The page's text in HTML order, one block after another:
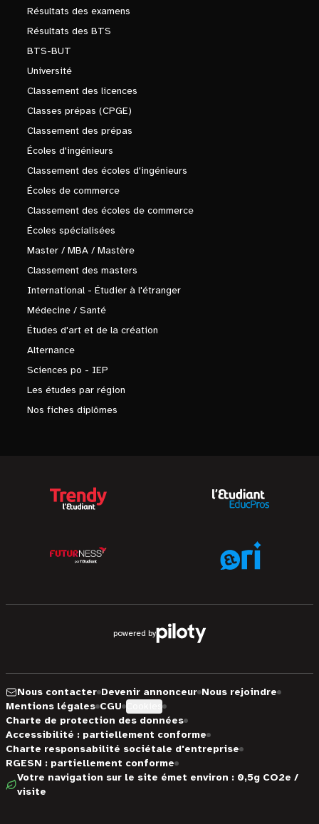
Résultats des examens
Résultats des BTS
BTS-BUT
Université
Classement des licences
Classes prépas (CPGE)
Classement des prépas
Écoles d'ingénieurs
Classement des écoles d'ingénieurs
Écoles de commerce
Classement des écoles de commerce
Écoles spécialisées
Master / MBA / Mastère
Classement des masters
International - Étudier à l'étranger
Médecine / Santé
Études d'art et de la création
Alternance
Sciences po - IEP
Les études par région
Nos fiches diplômes
powered by
Nous contacter Devenir annonceur Nous rejoindre
Mentions légales CGU
Charte de protection des données
Accessibilité : partiellement conforme
Charte responsabilité sociétale d'entreprise
RGESN : partiellement conforme
Votre navigation sur le site émet environ : 0,5g CO2e /
visite